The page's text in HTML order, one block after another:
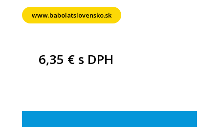
www.babolatslovensko.sk
6,35 € s DPH